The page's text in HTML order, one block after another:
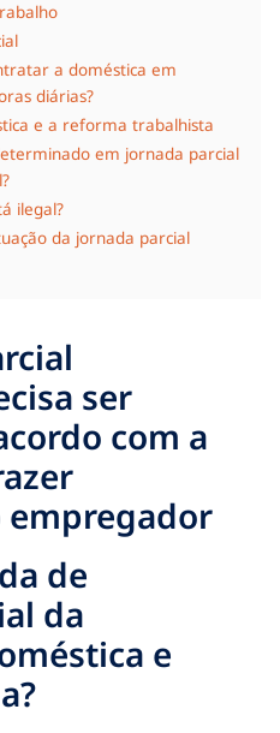
a doméstica em
diárias?
e a reforma trabalhista
em jornada parcial
ilegal?
da jornada parcial
de
da
e